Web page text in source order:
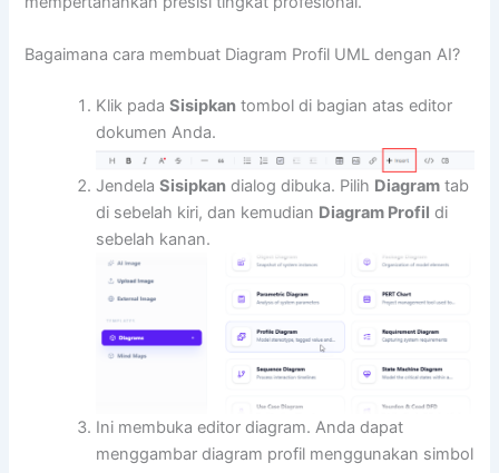
Bagaimana cara membuat Diagram Profil UML dengan AI?
Klik padaSisipkan tombol di bagian atas editor
dokumen Anda.
JendelaSisipkan dialog dibuka. Pilih Diagram tab
di sebelah kiri, dan kemudian Diagram Profil di
sebelah kanan.
Ini membuka editor diagram. Anda dapat
menggambar diagram profil menggunakan simbol